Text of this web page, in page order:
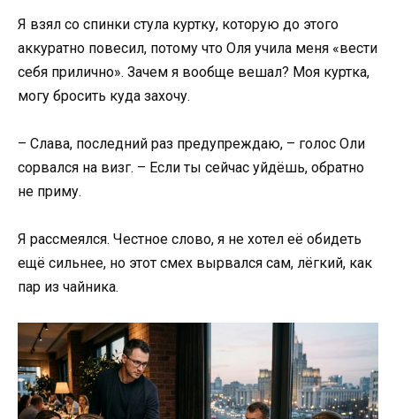
Я взял со спинки стула куртку, которую до этого
аккуратно повесил, потому что Оля учила меня «вести
себя прилично». Зачем я вообще вешал? Моя куртка,
могу бросить куда захочу.
– Слава, последний раз предупреждаю, – голос Оли
сорвался на визг. – Если ты сейчас уйдёшь, обратно
не приму.
Я рассмеялся. Честное слово, я не хотел её обидеть
ещё сильнее, но этот смех вырвался сам, лёгкий, как
пар из чайника.